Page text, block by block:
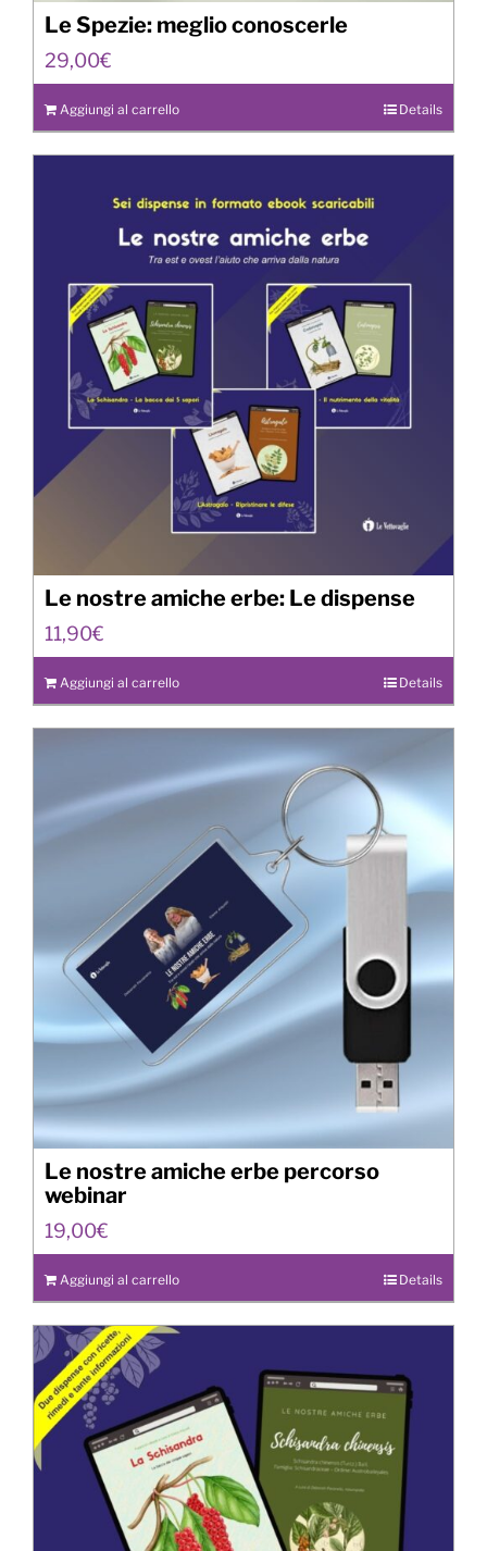
Le Spezie: meglio conoscerle
29,00€
Aggiungi al carrello Details
Le nostre amiche erbe: Le dispense
11,90€
Aggiungi al carrello Details
Le nostre amiche erbe percorso
webinar
19,00€
Aggiungi al carrello Details